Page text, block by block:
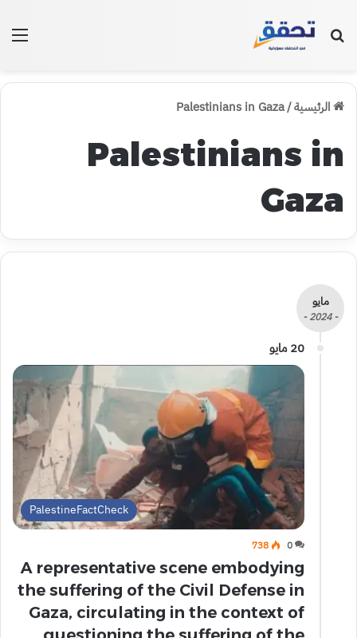
بحث عن
الرئيسية/
Palestinians in Gaza
Palestinians in
Gaza
مايو
- 2024 -
20 مايو
PalestineFactCheck
0
738
A representative scene embodying
the suffering of the Civil Defense in
Gaza, circulating in the context of